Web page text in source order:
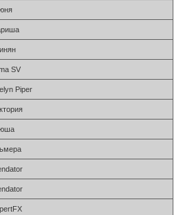
SV
Piper